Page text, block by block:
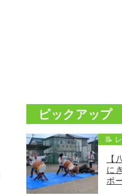
ピックアップ
📝
【
に
ポ